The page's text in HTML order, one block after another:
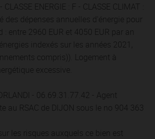
ENERGIE : F - CLASSE CLIMAT :
des dépenses annuelles d'énergie pour
: entre 2960 EUR et 4050 EUR par an
indexés sur les années 2021,
compris)). Logement à
excessive.
- 06.69.31.77.42 - Agent
au RSAC de DIJON sous le no 904 363
les risques auxquels ce bien est